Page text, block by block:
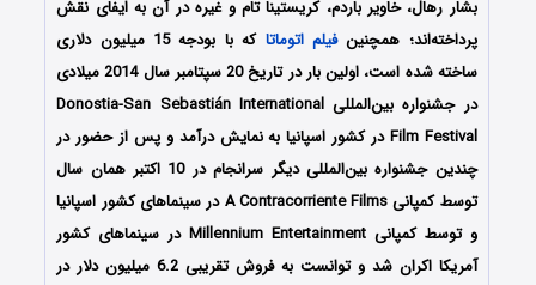
بشار رهال، خاویر باردم، کریستینا تام و غیره در آن به ایفای نقش
پرداخته‌اند؛ همچنینفیلم اتوماتا
که با بودجه 15 میلیون دلاری
ساخته شده است، اولین بار در تاریخ 20 سپتامبر سال 2014 میلادی
در جشنواره بین‌المللی Donostia-San Sebastián International
Film Festival در کشور اسپانیا به نمایش درآمد و پس از حضور در
چندین جشنواره بین‌المللی دیگر سرانجام در 10 اکتبر همان سال
توسط کمپانی A Contracorriente Films در سینماهای کشور اسپانیا
و توسط کمپانی Millennium Entertainment در سینماهای کشور
آمریکا اکران شد و توانست به فروش تقریبی 6.2 میلیون دلار در